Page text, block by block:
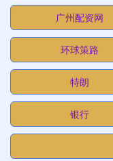
广州配资网
环球策路
特朗
银行